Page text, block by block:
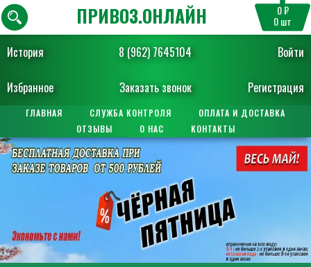
История 8 (962) 7645104 Войти
Избранное Заказать звонок Регистрация
ПРИВОЗ.ОНЛАЙН 0 ₽
0шт
ГЛАВНАЯ СЛУЖБА КОНТРОЛЯ
ОПЛАТА И ДОСТАВКА
ОТЗЫВЫ
О НАС КОНТАКТЫ